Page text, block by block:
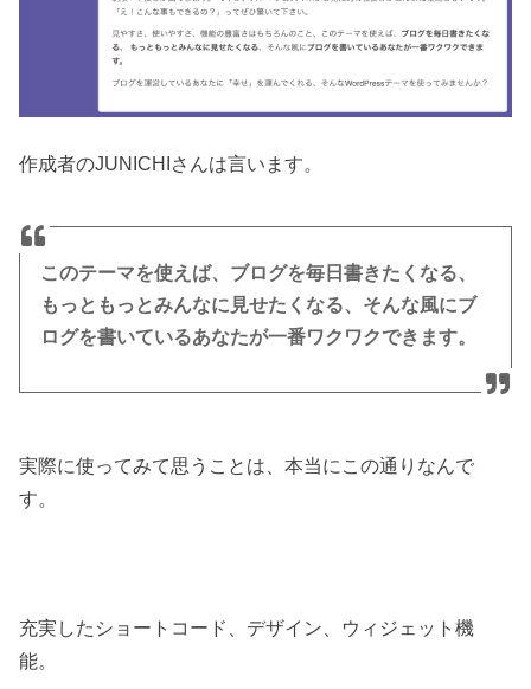
作成者のJUNICHIさんは言います。
このテーマを使えば、ブログを毎日書きたくなる、
もっともっとみんなに見せたくなる、そんな風にブ
ログを書いているあなたが一番ワクワクできます。
実際に使ってみて思うことは、本当にこの通りなんで
す。
充実したショートコード、デザイン、ウィジェット機
能。